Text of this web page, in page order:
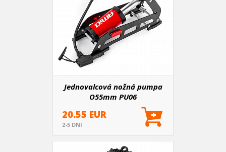
Jednovalcová nožná pumpa
O55mm PU06
20.55 EUR
2-5 DNI